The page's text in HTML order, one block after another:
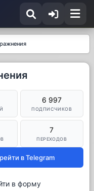
6 997
ПОДПИСЧИКОВ
7
ПЕРЕХОДОВ
в Telegram
в форму